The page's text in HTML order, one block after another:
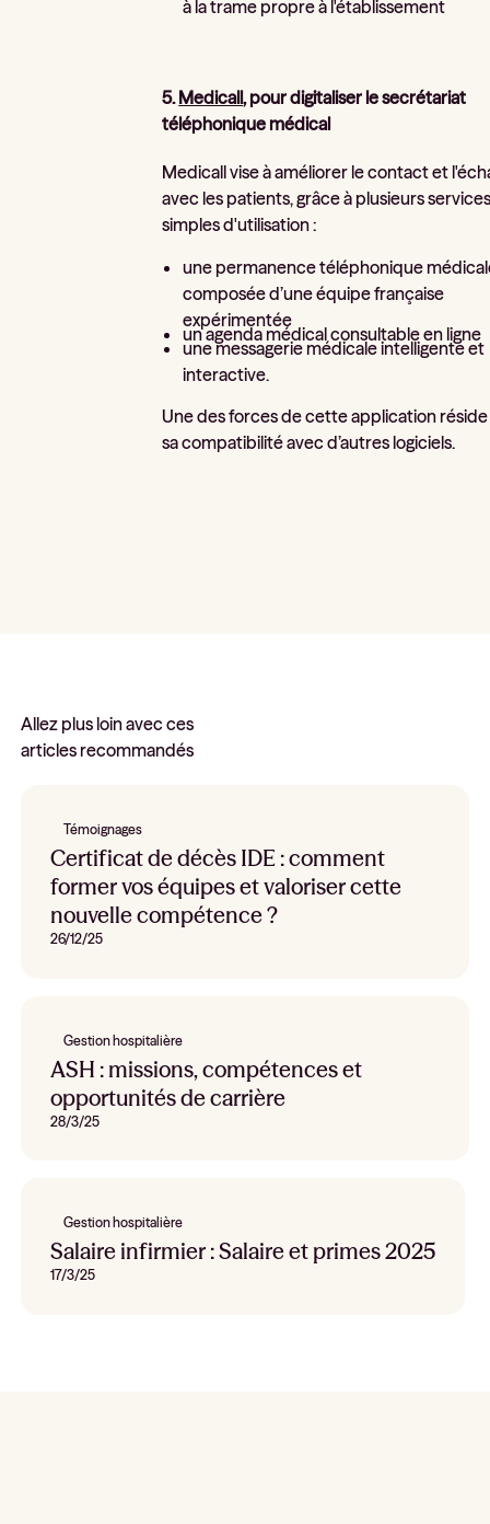
à la trame propre à l'établissement
5.Medicall, pour digitaliser le secrétariat
téléphonique médical
Medicall vise à améliorer le contact et
avec les patients, grâce à plusieurs
simples d'utilisation :
une permanence téléphonique
composée d’une équipe française
expérimentée
un agenda médical consultable en ligne
une messagerie médicale intelligente et
interactive.
Une des forces de cette application
sa compatibilité avec d’autres logiciels.
Allez plus loin avec ces
articles recommandés
Témoignages
Certificat de décès IDE : comment
former vos équipes et valoriser cette
nouvelle compétence ?
26/12/25
Gestion hospitalière
ASH : missions, compétences et
opportunités de carrière
28/3/25
Gestion hospitalière
Salaire infirmier : Salaire et primes 2025
17/3/25